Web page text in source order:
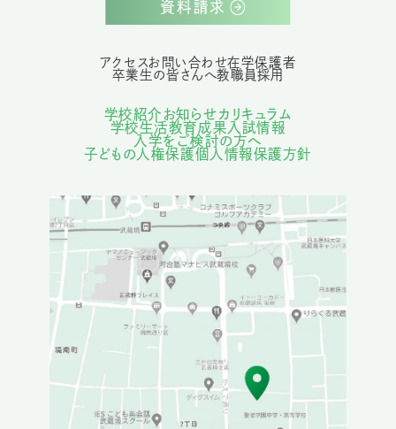
アクセスお問い合わせ在学保護者
卒業生の皆さんへ教職員採用
学校紹介 お知らせカリキュラム
学校生活教育成果 入試情報
入学をご検討の方へ
子どもの人権保護個人情報保護方針
資料請求